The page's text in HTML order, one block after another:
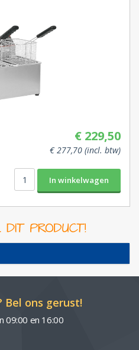
€ 229,50
€ 277,70 (incl. btw)
Bel ons gerust!
09:00 en 16:00